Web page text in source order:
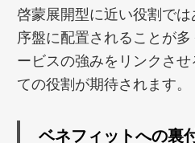
啓蒙展開型に近い役割で
序盤に配置されることが
ービスの強みをリンクさ
ての役割が期待されます。
ベネフィットへの裏